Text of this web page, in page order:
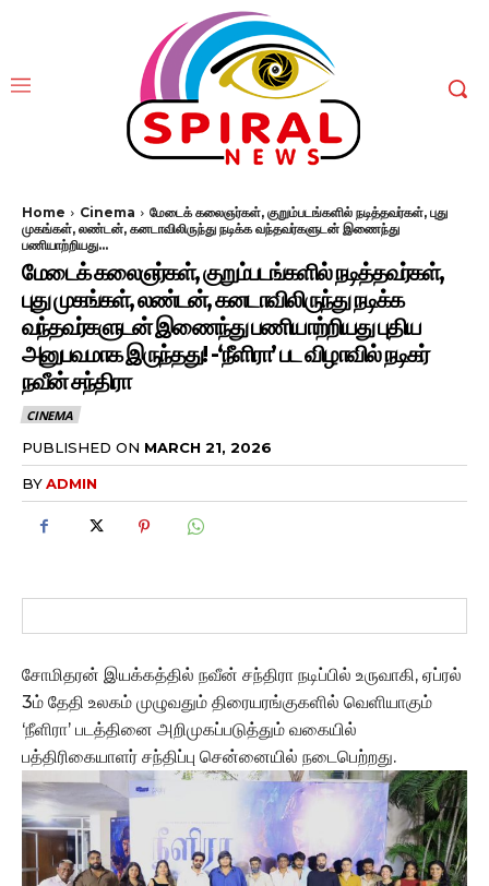
Home Cinema
மேடைக் கலைஞர்கள், குறும்படங்களில் நடித்தவர்கள், புது
முகங்கள், லண்டன், கனடாவிலிருந்து நடிக்க வந்தவர்களுடன் இணைந்து
பணியாற்றியது...
மேடைக் கலைஞர்கள், குறும்படங்களில் நடித்தவர்கள்,
புது முகங்கள், லண்டன், கனடாவிலிருந்து நடிக்க
வந்தவர்களுடன் இணைந்து பணியாற்றியது புதிய
அனுபவமாக இருந்தது! -‘நீளிரா’ பட விழாவில் நடிகர்
நவீன் சந்திரா
CINEMA
PUBLISHED ON MARCH 21, 2026
BYADMIN
சோமிதரன் இயக்கத்தில் நவீன் சந்திரா நடிப்பில் உருவாகி, ஏப்ரல்
3ம் தேதி உலகம் முழுவதும் திரையரங்குகளில் வெளியாகும்
‘நீளிரா’ படத்தினை அறிமுகப்படுத்தும் வகையில்
பத்திரிகையாளர் சந்திப்பு சென்னையில் நடைபெற்றது.